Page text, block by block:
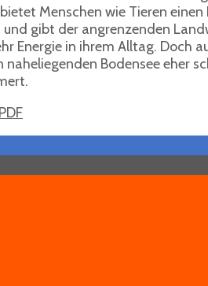
Menschen wie Tieren
gibt der angrenzenden
Energie in ihrem Alltag. Doch
naheliegenden Bodensee eher